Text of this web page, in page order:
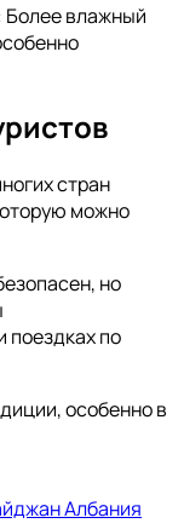
Более влажный
стран
можно
но
поездках по
особенно в
Албания